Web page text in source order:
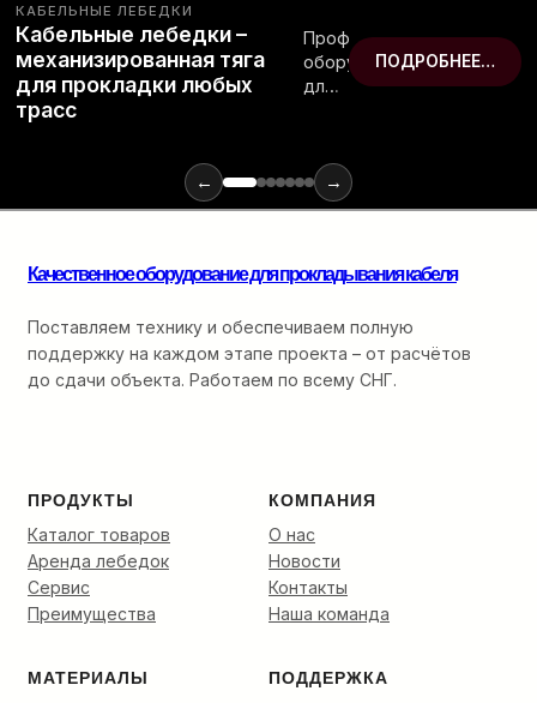
← →
Качественное оборудование для прокладывания кабеля
Поставляем технику и обеспечиваем полную
поддержку на каждом этапе проекта – от расчётов
до сдачи объекта. Работаем по всему СНГ.
ПРОДУКТЫ
Каталог товаров
Аренда лебедок
Сервис
Преимущества
КОМПАНИЯ
О нас
Новости
Контакты
Наша команда
МАТЕРИАЛЫ ПОДДЕРЖКА